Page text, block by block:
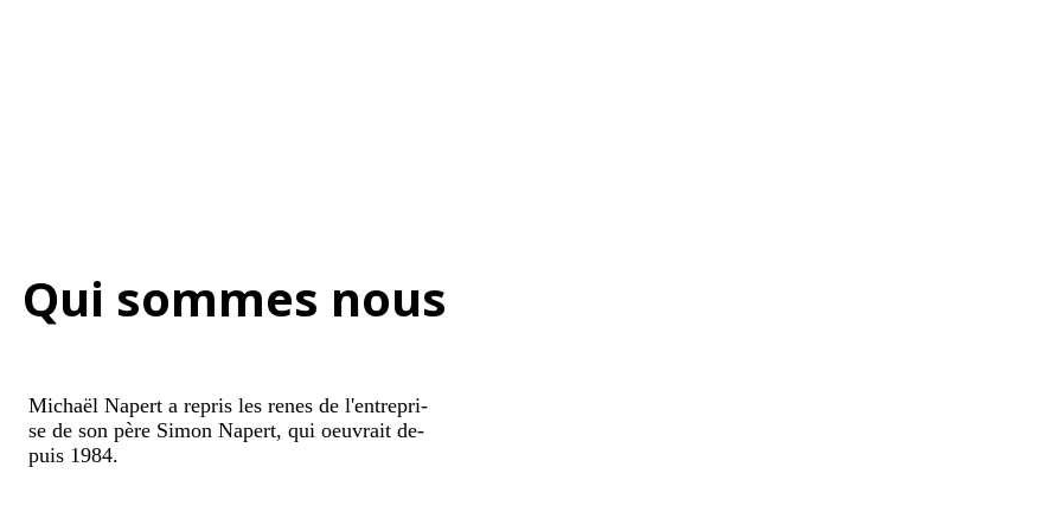
Qui sommes nous
Michaël Napert a repris les renes de l'entrepri-
se de son père Simon Napert, qui oeuvrait de-
puis 1984.